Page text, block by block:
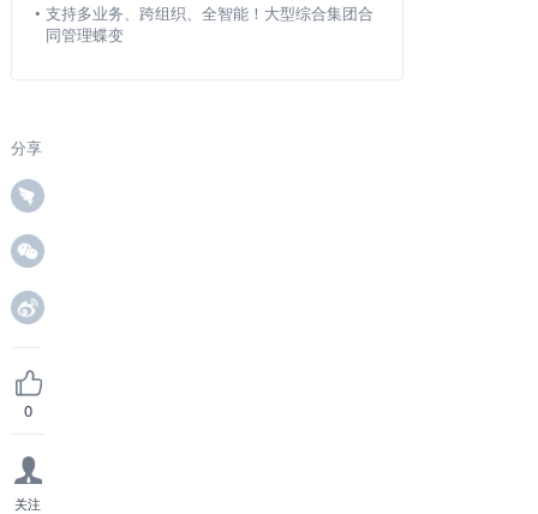
• 支持多业务、跨组织、全智能！大型综合集团合
同管理蝶变
分享
0
关注